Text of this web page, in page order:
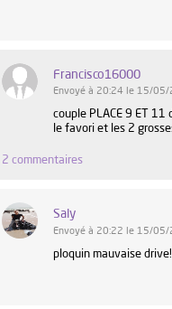
Francisco16000
Envoyé à 20:24 le 15/05/
couple PLACE 9 ET
le favori et les 2
2 commentaires
Saly
Envoyé à 20:22 le 15/05/
ploquin mauvaise